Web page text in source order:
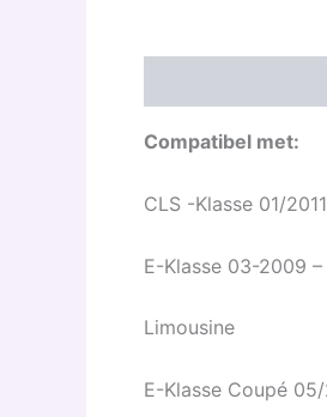
Compatibel met:
CLS -Klasse 01/
E-Klasse 03-2009 –
Limousine
E-Klasse Coupé